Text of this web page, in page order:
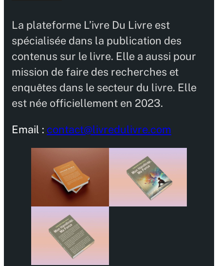
La plateforme L’ivre Du Livre est
spécialisée dans la publication des
contenus sur le livre. Elle a aussi pour
mission de faire des recherches et
enquêtes dans le secteur du livre. Elle
est née officiellement en 2023.
Email : contact@livredulivre.com